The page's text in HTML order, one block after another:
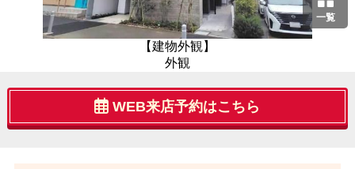
一覧
【建物外観】
外観
WEB来店予約はこちら